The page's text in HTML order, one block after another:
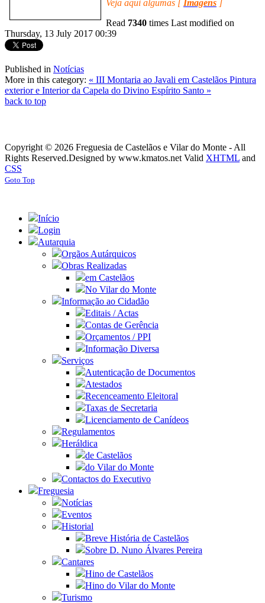
Veja aqui algumas [ Imagens ]
Read 7340 times Last modified on
Thursday, 13 July 2017 00:39
Published in Notícias
More in this category: « III Montaria ao Javali em Castelãos Pintura
exterior e Interior da Capela do Divino Espírito Santo »
back to top
Copyright © 2026 Freguesia de Castelãos e Vilar do Monte - All
Rights Reserved.Designed by www.kmatos.net Valid XHTML and
CSS
Goto Top
Início
Login
Autarquia
Orgãos Autárquicos
Obras Realizadas
em Castelãos
No Vilar do Monte
Informação ao Cidadão
Editais / Actas
Contas de Gerência
Orçamentos / PPI
Informação Diversa
Serviços
Autenticação de Documentos
Atestados
Recenceamento Eleitoral
Taxas de Secretaria
Licenciamento de Canídeos
Regulamentos
Heráldica
de Castelãos
do Vilar do Monte
Contactos do Executivo
Freguesia
Notícias
Eventos
Historial
Breve História de Castelãos
Sobre D. Nuno Álvares Pereira
Cantares
Hino de Castelãos
Hino do Vilar do Monte
Turismo